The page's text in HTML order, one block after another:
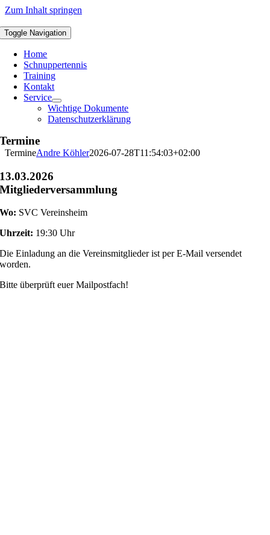
Zum Inhalt springen
Toggle Navigation
Home
Schnuppertennis
Training
Kontakt
Service
Wichtige Dokumente
Datenschutzerklärung
Termine
TermineAndre Köhler2026-07-28T11:54:03+02:00
13.03.2026
Mitgliederversammlung
Wo: SVC Vereinsheim
Uhrzeit: 19:30 Uhr
Die Einladung an die Vereinsmitglieder ist per E-Mail versendet
worden.
Bitte überprüft euer Mailpostfach!